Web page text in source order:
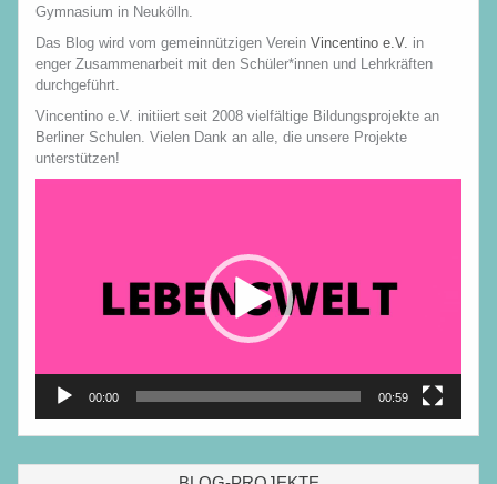
Gymnasium in Neukölln.
Das Blog wird vom gemeinnützigen Verein Vincentino e.V. in
enger Zusammenarbeit mit den Schüler*innen und Lehrkräften
durchgeführt.
Vincentino e.V. initiiert seit 2008 vielfältige Bildungsprojekte an
Berliner Schulen. Vielen Dank an alle, die unsere Projekte
unterstützen!
00:00 00:59